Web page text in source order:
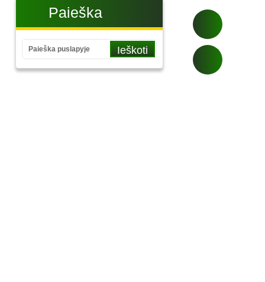
Paieška